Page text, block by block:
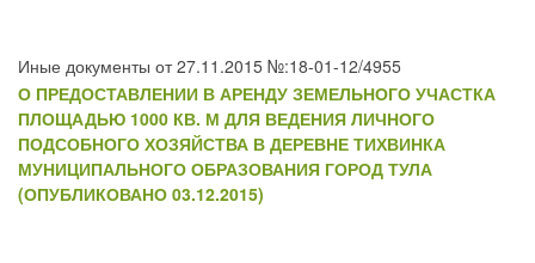
Иные документы от 27.11.2015 №:18-01-12/4955
О ПРЕДОСТАВЛЕНИИ В АРЕНДУ ЗЕМЕЛЬНОГО УЧАСТКА
ПЛОЩАДЬЮ 1000 КВ. М ДЛЯ ВЕДЕНИЯ ЛИЧНОГО
ПОДСОБНОГО ХОЗЯЙСТВА В ДЕРЕВНЕ ТИХВИНКА
МУНИЦИПАЛЬНОГО ОБРАЗОВАНИЯ ГОРОД ТУЛА
(ОПУБЛИКОВАНО 03.12.2015)